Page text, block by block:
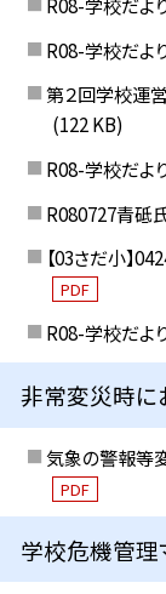
R08-学校だよ
第２回学校運営
(122 KB)
R08-学校だよ
R080727青砥
【03さだ小】
PDF
R08-学校だよ
非常変災時に
気象の警報等
PDF
学校危機管理